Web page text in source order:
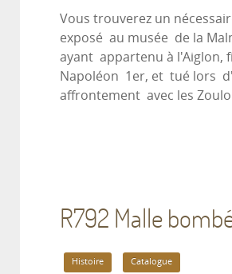
Vous trouverez un
exposé au musée de la
ayant appartenu à l'Aiglon,
Napoléon 1er, et tué lors
affrontement avec les
R792 Malle
Histoire Catalogue